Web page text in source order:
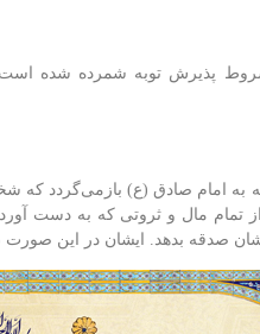
پذیرش توبه شمرده شده است.
به امام صادق (ع) بازمی‌گردد که
تمام مال و ثروتی که به دست
صدقه بدهد. ایشان در این صورت